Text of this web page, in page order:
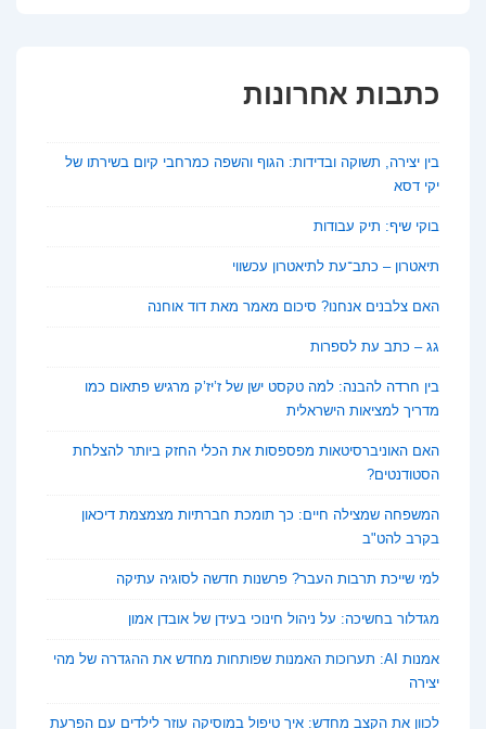
כתבות אחרונות
בין יצירה, תשוקה ובדידות: הגוף והשפה כמרחבי קיום בשירתו של
יקי דסא
בוקי שיף: תיק עבודות
תיאטרון – כתב־עת לתיאטרון עכשווי
האם צלבנים אנחנו? סיכום מאמר מאת דוד אוחנה
גג – כתב עת לספרות
בין חרדה להבנה: למה טקסט ישן של ז’יז’ק מרגיש פתאום כמו
מדריך למציאות הישראלית
האם האוניברסיטאות מפספסות את הכלי החזק ביותר להצלחת
הסטודנטים?
המשפחה שמצילה חיים: כך תומכת חברתיות מצמצמת דיכאון
בקרב להט"ב
למי שייכת תרבות העבר? פרשנות חדשה לסוגיה עתיקה
מגדלור בחשיכה: על ניהול חינוכי בעידן של אובדן אמון
אמנות AI: תערוכות האמנות שפותחות מחדש את ההגדרה של מהי
יצירה
לכוון את הקצב מחדש: איך טיפול במוסיקה עוזר לילדים עם הפרעת